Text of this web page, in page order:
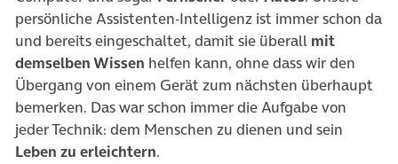
persönliche Assistenten-Intelligenz ist immer schon da
und bereits eingeschaltet, damit sie überall mit
demselben Wissen helfen kann, ohne dass wir den
Übergang von einem Gerät zum nächsten überhaupt
bemerken. Das war schon immer die Aufgabe von
jeder Technik: dem Menschen zu dienen und sein
Leben zu erleichtern.